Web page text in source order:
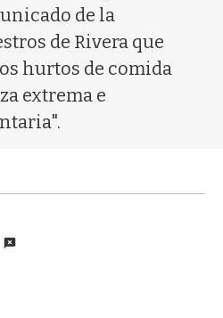
de la
de Rivera que
hurtos de comida
extrema e